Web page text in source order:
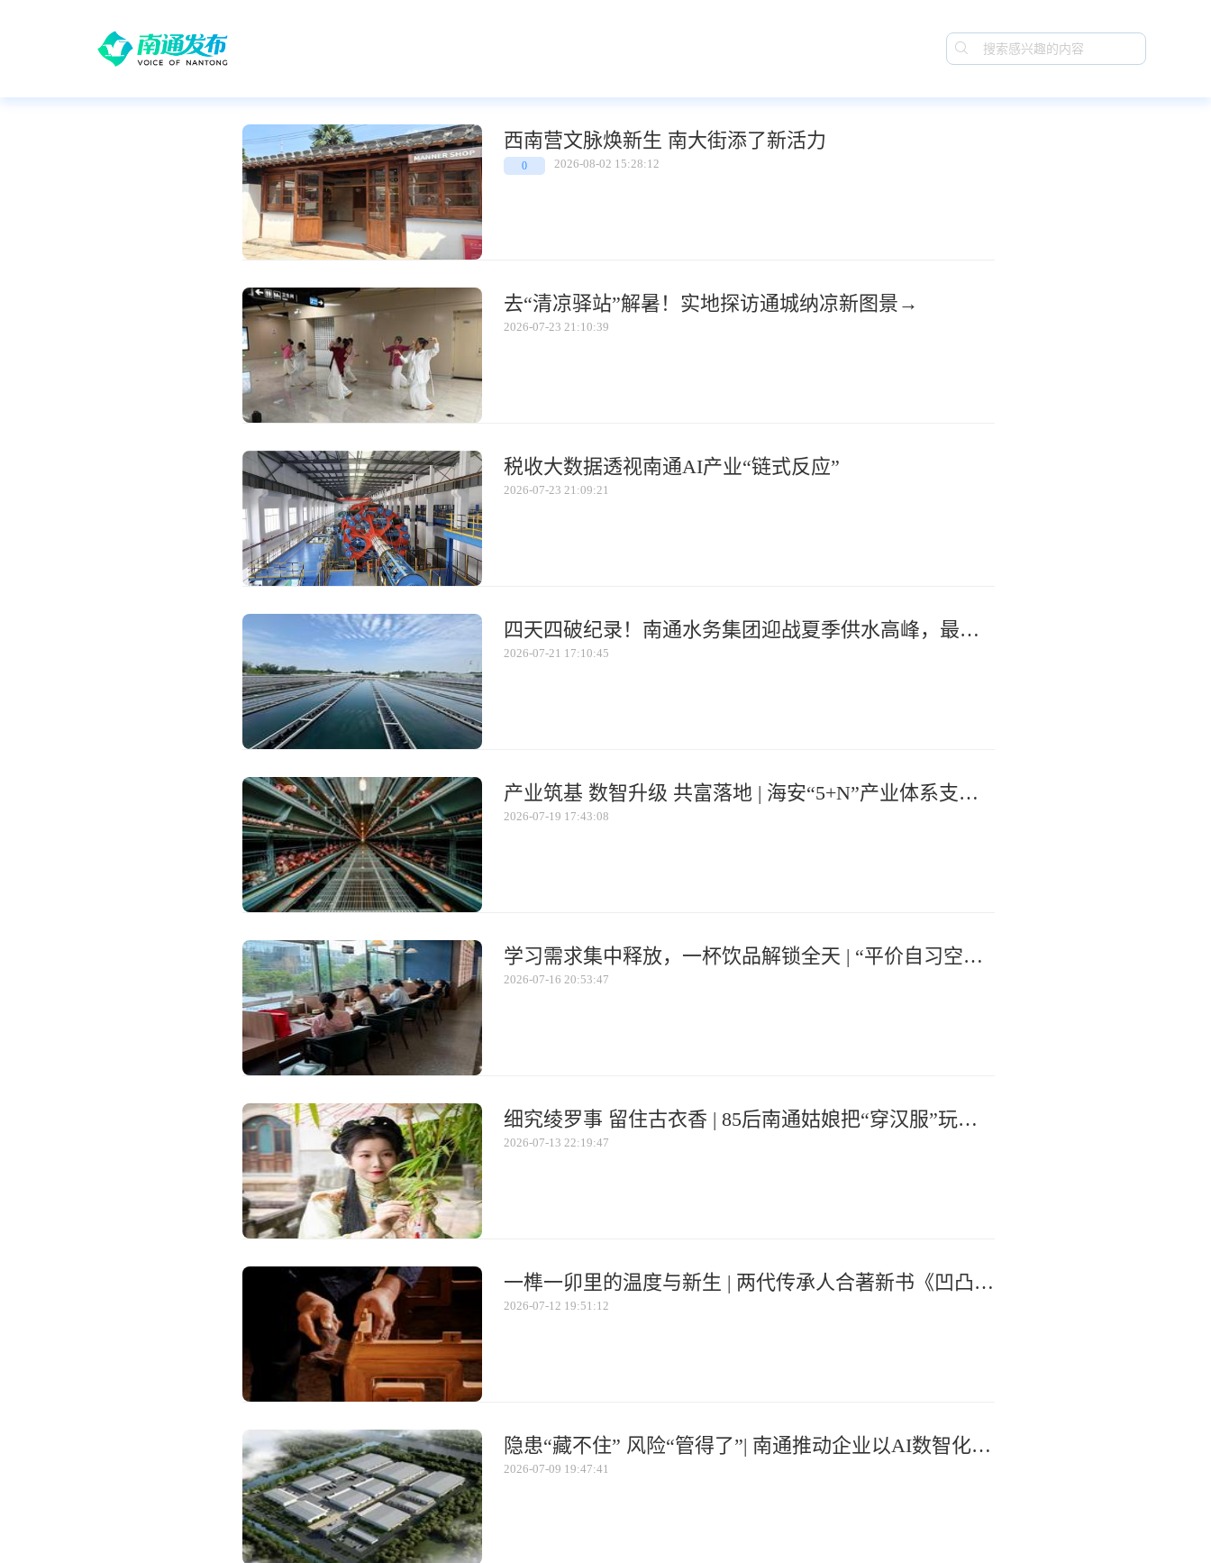
西南营文脉焕新生 南大街添了新活力
0 2026-08-02 15:28:12
去“清凉驿站”解暑！实地探访通城纳凉新图景→
2026-07-23 21:10:39
税收大数据透视南通AI产业“链式反应”
2026-07-23 21:09:21
四天四破纪录！南通水务集团迎战夏季供水高峰，最高日供水量达193.4万立方米
2026-07-21 17:10:45
产业筑基 数智升级 共富落地 | 海安“5+N”产业体系支撑县域农业现代化
2026-07-19 17:43:08
学习需求集中释放，一杯饮品解锁全天 | “平价自习空间”亮相通城商铺
2026-07-16 20:53:47
细究绫罗事 留住古衣香 | 85后南通姑娘把“穿汉服”玩成“做学问”
2026-07-13 22:19:47
一榫一卯里的温度与新生 | 两代传承人合著新书《凹凸有制——中国通作家具榫卯结构研究》即将出版
2026-07-12 19:51:12
隐患“藏不住” 风险“管得了”| 南通推动企业以AI数智化赋能安全管理
2026-07-09 19:47:41